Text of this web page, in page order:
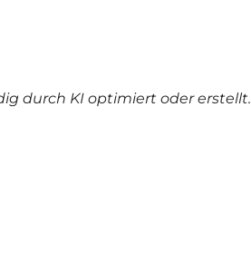
durch KI optimiert oder erstellt.